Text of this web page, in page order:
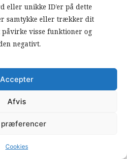
unikke ID’er på dette
samtykke eller trækker dit
visse funktioner og
negativt.
Accepter
Afvis
præferencer
Cookies
magtmiddel